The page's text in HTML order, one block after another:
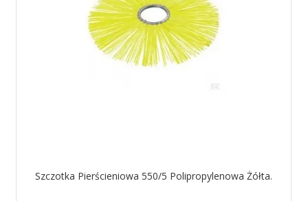
Szczotka Pierścieniowa 550/5 Polipropylenowa Żółta.